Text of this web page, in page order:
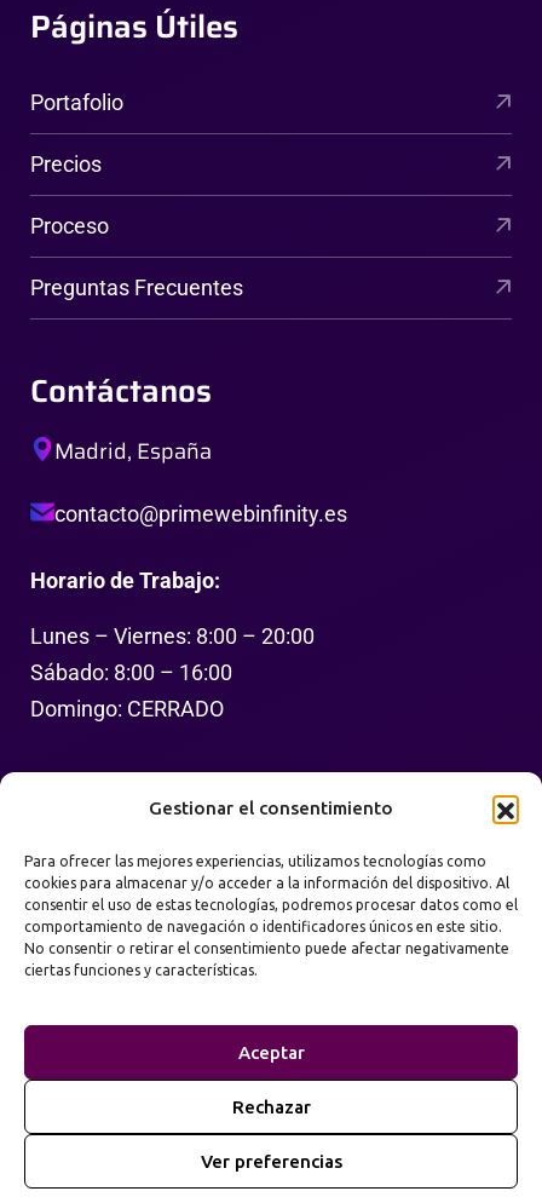
Gestionar el consentimiento
Para ofrecer las mejores experiencias, utilizamos tecnologías como
cookies para almacenar y/o acceder a la información del dispositivo. Al
consentir el uso de estas tecnologías, podremos procesar datos como el
comportamiento de navegación o identificadores únicos en este sitio.
No consentir o retirar el consentimiento puede afectar negativamente
ciertas funciones y características.
Aceptar
Rechazar
Ver preferencias
Páginas Útiles
Portafolio
Precios
Proceso
Preguntas Frecuentes
Contáctanos
Madrid, España
contacto@primewebinfinity.es
Horario de Trabajo:
Lunes – Viernes: 8:00 – 20:00
Sábado: 8:00 – 16:00
Domingo: CERRADO
Síguenos
Política de PrivacidadTérminos de Uso
Mapa del Sitio
©2026Prime Web Infinity. Todos los derechos
reservados.